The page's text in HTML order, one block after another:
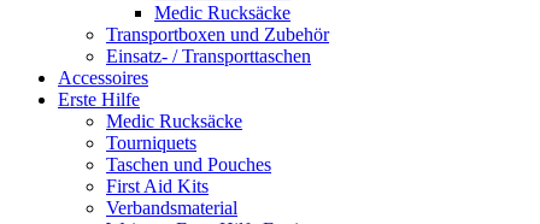
Medic Rucksäcke
Transportboxen und Zubehör
Einsatz- / Transporttaschen
Accessoires
Erste Hilfe
Medic Rucksäcke
Tourniquets
Taschen und Pouches
First Aid Kits
Verbandsmaterial